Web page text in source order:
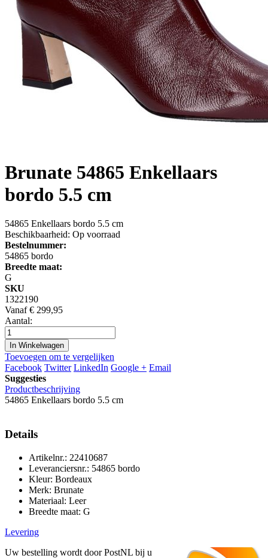
Brunate 54865 Enkellaars
bordo 5.5 cm
54865 Enkellaars bordo 5.5 cm
Beschikbaarheid: Op voorraad
Bestelnummer:
54865 bordo
Breedte maat:
G
SKU
1322190
Vanaf € 299,95
Aantal:
In Winkelwagen
Toevoegen om te vergelijken
Facebook Twitter LinkedIn Google + Email
Suggesties
Productbeschrijving
54865 Enkellaars bordo 5.5 cm
Details
Artikelnr.: 22410687
Leveranciersnr.: 54865 bordo
Kleur: Bordeaux
Merk: Brunate
Materiaal: Leer
Breedte maat: G
Levering
Uw bestelling wordt door PostNL bij u